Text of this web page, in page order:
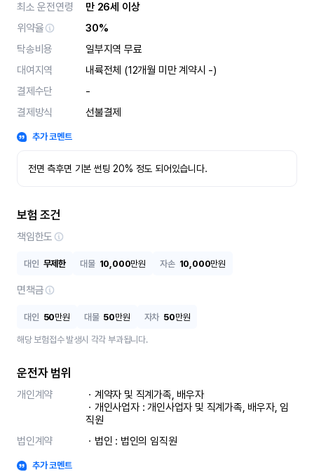
최소 운전연령
만 26세 이상
위약율
30%
탁송비용
일부지역 무료
대여지역
내륙전체 (12개월 미만 계약시 -)
결제수단
-
결제방식
선불결제
추가 코멘트
전면 측후면 기본 썬팅 20% 정도 되어있습니다.
보험 조건
책임한도
대인 무제한 대물 10,000만원 자손 10,000만원
면책금
대인 50만원 대물 50만원 자차 50만원
해당 보험접수 발생시 각각 부과됩니다.
운전자 범위
개인계약
ㆍ계약자 및 직계가족, 배우자
ㆍ개인사업자 : 개인사업자 및 직계가족, 배우자, 임
직원
법인계약
ㆍ법인 : 법인의 임직원
추가 코멘트